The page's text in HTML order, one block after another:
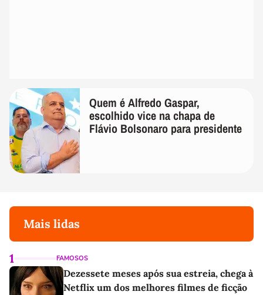
Quem é Alfredo Gaspar,
escolhido vice na chapa de
Flávio Bolsonaro para presidente
Mais lidas
1 FAMOSOS
Dezessete meses após sua estreia, chega à
Netflix um dos melhores filmes de ficção